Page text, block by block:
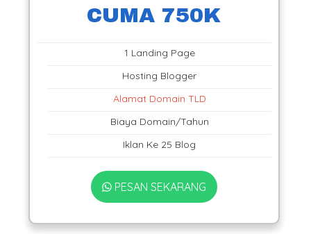
CUMA 750K
1 Landing Page
Hosting Blogger
Alamat Domain TLD
Biaya Domain/Tahun
Iklan Ke 25 Blog
PESAN SEKARANG